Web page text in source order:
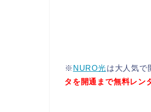
※ NURO光は大人気で
タを開通まで無料レン